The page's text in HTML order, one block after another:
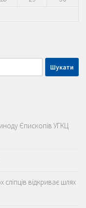
Єпископів УГКЦ
відкриває шлях